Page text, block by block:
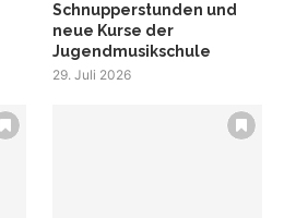
Schnupperstunden und
neue Kurse der
Jugendmusikschule
29. Juli 2026